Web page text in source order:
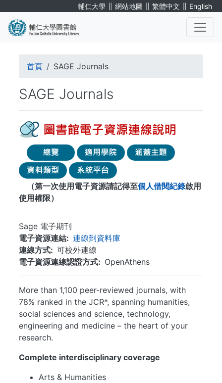
輔仁大學 ∥ 網站地圖 ∥ 繁體中文 ∥ English
導
連
結
首頁 SAGE Journals
SAGE Journals
（第一次使用電子資源請記得至個人借閱紀錄啟用
使用權限）
Sage 電子期刊
電子資源連結
連線到資料庫
連線方式
可校外連線
電子資源連線認證方式
OpenAthens
More than 1,100 peer-reviewed journals, with
78% ranked in the JCR*, spanning humanities,
social sciences and science, technology,
engineering and medicine – the heart of your
research.
Complete interdisciplinary coverage
Arts & Humanities